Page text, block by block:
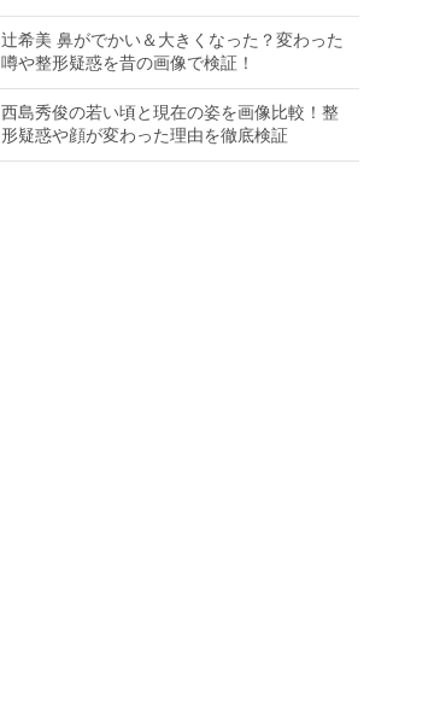
辻希美 鼻がでかい＆大きくなった？変わった
噂や整形疑惑を昔の画像で検証！
西島秀俊の若い頃と現在の姿を画像比較！整
形疑惑や顔が変わった理由を徹底検証